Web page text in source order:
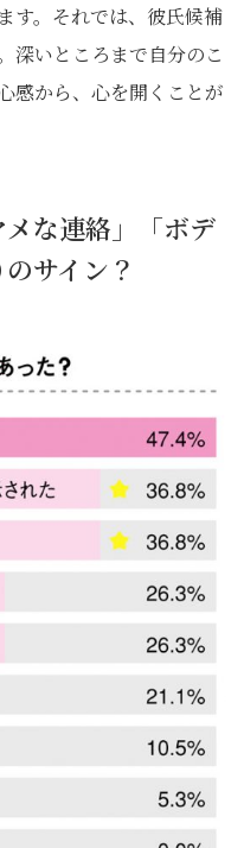
す。それでは、彼氏候補
深いところまで自分のこ
感から、心を開くことが
な連絡」「ボデ
サイン？